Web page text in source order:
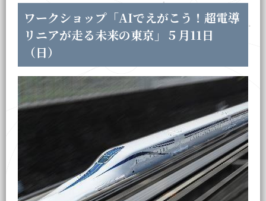
ワークショップ「AIでえがこう！超電導
リニアが走る未来の東京」５月11日
（日）